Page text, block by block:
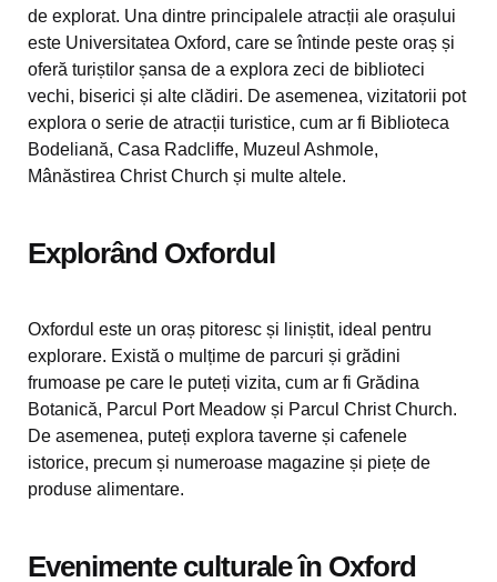
de explorat. Una dintre principalele atracții ale orașului
este Universitatea Oxford, care se întinde peste oraș și
oferă turiștilor șansa de a explora zeci de biblioteci
vechi, biserici și alte clădiri. De asemenea, vizitatorii pot
explora o serie de atracții turistice, cum ar fi Biblioteca
Bodeliană, Casa Radcliffe, Muzeul Ashmole,
Mânăstirea Christ Church și multe altele.
Explorând Oxfordul
Oxfordul este un oraș pitoresc și liniștit, ideal pentru
explorare. Există o mulțime de parcuri și grădini
frumoase pe care le puteți vizita, cum ar fi Grădina
Botanică, Parcul Port Meadow și Parcul Christ Church.
De asemenea, puteți explora taverne și cafenele
istorice, precum și numeroase magazine și piețe de
produse alimentare.
Evenimente culturale în Oxford